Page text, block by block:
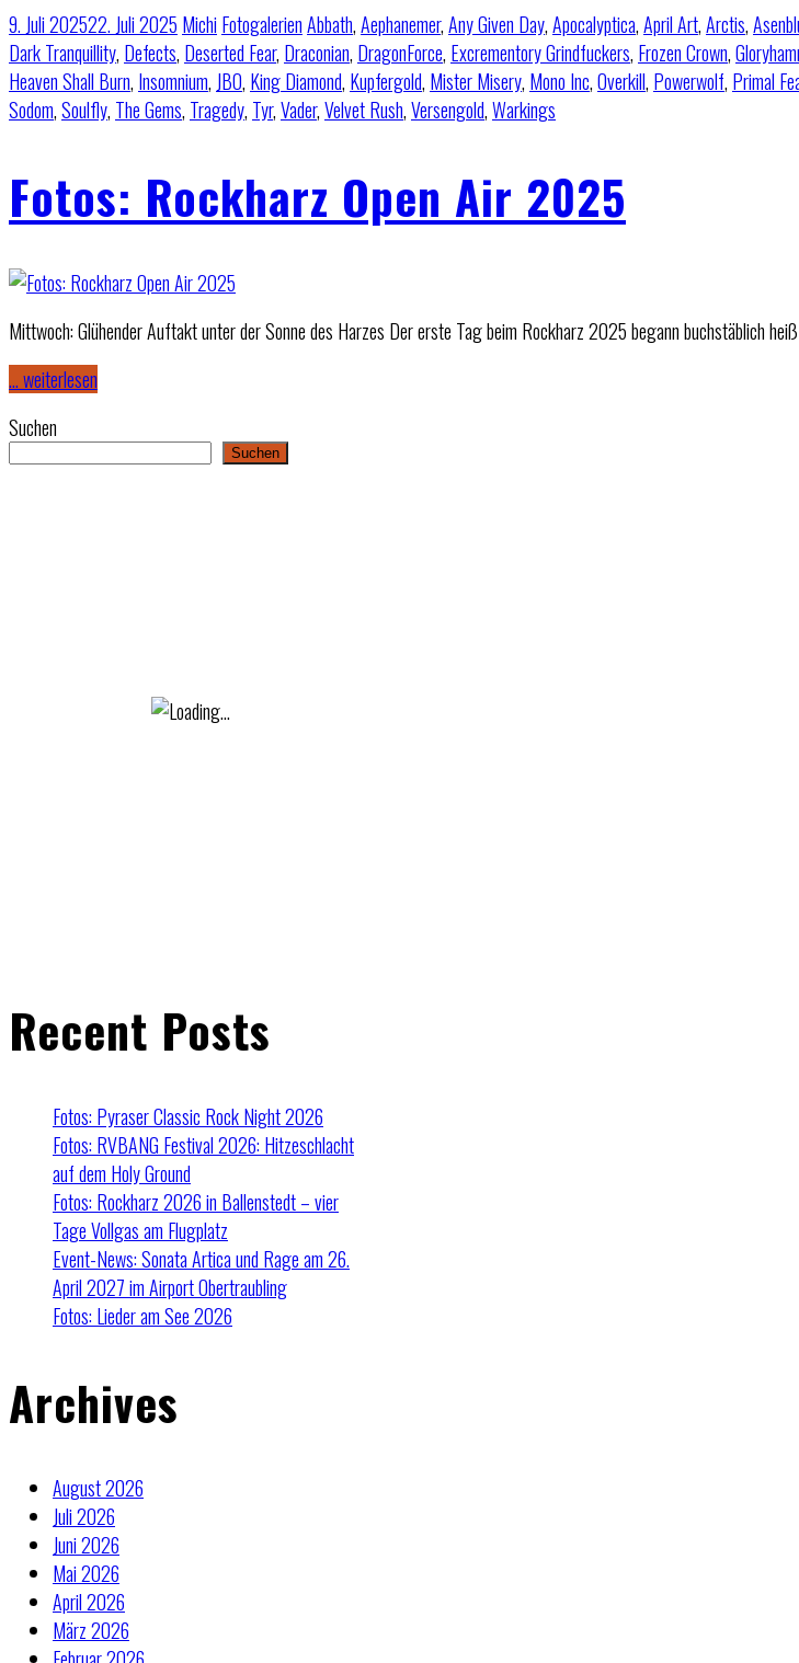
9. Juli 202522. Juli 2025 Michi FotogalerienAbbath,Aephanemer,Any Given Day,Apocalyptica,April Art,Arctis,
Dark Tranquillity, Defects, Deserted Fear, Draconian, DragonForce, Excrementory Grindfuckers, Frozen Crown,
Heaven Shall Burn, Insomnium, JBO, King Diamond, Kupfergold, Mister Misery, Mono Inc,Overkill, Powerwolf, Primal
Sodom,Soulfly, The Gems, Tragedy, Tyr,Vader,Velvet Rush,Versengold,Warkings
Fotos: Rockharz Open Air 2025
Mittwoch: Glühender Auftakt unter der Sonne des Harzes Der erste Tag beim Rockharz 2025 begann buchstäblich
… weiterlesen
Suchen
Suchen
Recent Posts
Fotos: Pyraser Classic Rock Night 2026
Fotos: RVBANG Festival 2026: Hitzeschlacht
auf dem Holy Ground
Fotos: Rockharz 2026 in Ballenstedt – vier
Tage Vollgas am Flugplatz
Event-News: Sonata Artica und Rage am 26.
April 2027 im Airport Obertraubling
Fotos: Lieder am See 2026
Archives
August 2026
Juli 2026
Juni 2026
Mai 2026
April 2026
März 2026